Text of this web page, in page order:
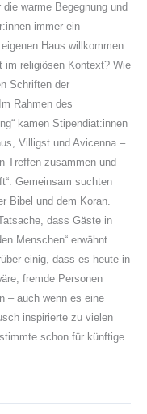
warme Begegnung und
immer ein
Haus willkommen
im religiösen Kontext? Wie
Schriften der
Rahmen des
kamen Stipendiat:innen
Villigst und Avicenna –
Treffen zusammen und
Gemeinsam suchten
Bibel und dem Koran.
dass Gäste in
Menschen“ erwähnt
einig, dass es heute in
fremde Personen
– auch wenn es eine
inspirierte zu vielen
schon für künftige